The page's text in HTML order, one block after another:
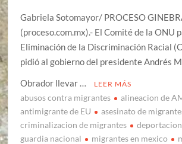
Gabriela Sotomayor/ PROCESO
(proceso.com.mx).- El Comité de la ONU
Eliminación de la Discriminación Racial
pidió al gobierno del presidente Andrés
Obrador llevar …
LEER MÁS
abusos contra migrantes
alineacion de
antimigrante de EU
asesinato de
criminalizacion de migrantes
guardia nacional
migrantes en mexico